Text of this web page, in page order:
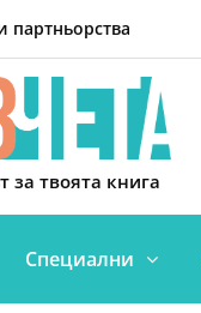
за твоята книга
Специални